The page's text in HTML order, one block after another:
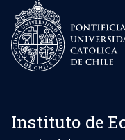
Instituto de